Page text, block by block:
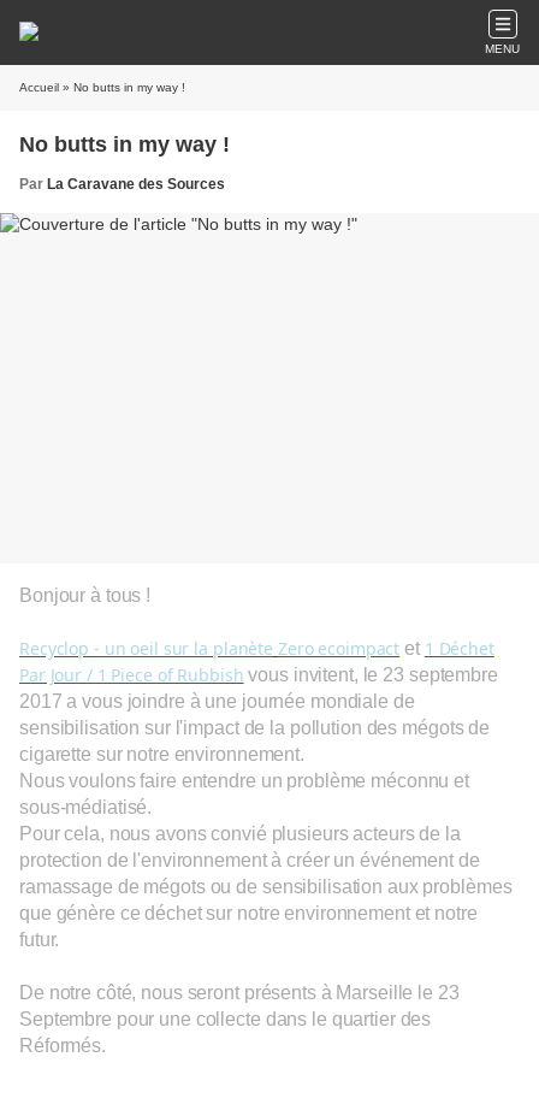
MENU
Accueil » No butts in my way !
No butts in my way !
Par La Caravane des Sources
Bonjour à tous !
Recyclop - un oeil sur la planète Zero ecoimpact et 1 Déchet
Par Jour / 1 Piece of Rubbish vous invitent, le 23 septembre
2017 a vous joindre à une journée mondiale de
sensibilisation sur l'impact de la pollution des mégots de
cigarette sur notre environnement.
Nous voulons faire entendre un problème méconnu et
sous-médiatisé.
Pour cela, nous avons convié plusieurs acteurs de la
protection de l'environnement à créer un événement de
ramassage de mégots ou de sensibilisation aux problèmes
que génère ce déchet sur notre environnement et notre
futur.
De notre côté, nous seront présents à Marseille le 23
Septembre pour une collecte dans le quartier des
Réformés.